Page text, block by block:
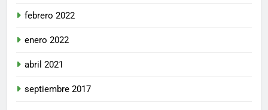
febrero 2022
enero 2022
abril 2021
septiembre 2017